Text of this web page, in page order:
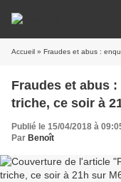
Accueil » Fraudes et abus :
Fraudes et abus
triche, ce soir à
Publié le 15/04/2018 à
Par Benoît